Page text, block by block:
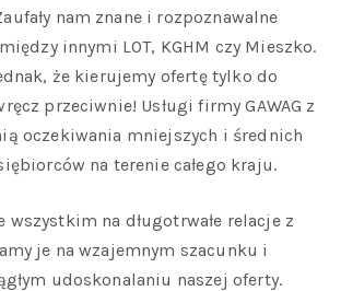
nam znane i rozpoznawalne
innymi LOT, KGHM czy Mieszko.
że kierujemy ofertę tylko do
przeciwnie! Usługi firmy GAWAG z
oczekiwania mniejszych i średnich
na terenie całego kraju.
wszystkim na długotrwałe relacje z
je na wzajemnym szacunku i
udoskonalaniu naszej oferty.